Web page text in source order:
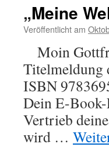
„Meine
Veröffentlicht am
Moin
Titelmeldung
ISBN
Dein E-
Vertrieb
wird …